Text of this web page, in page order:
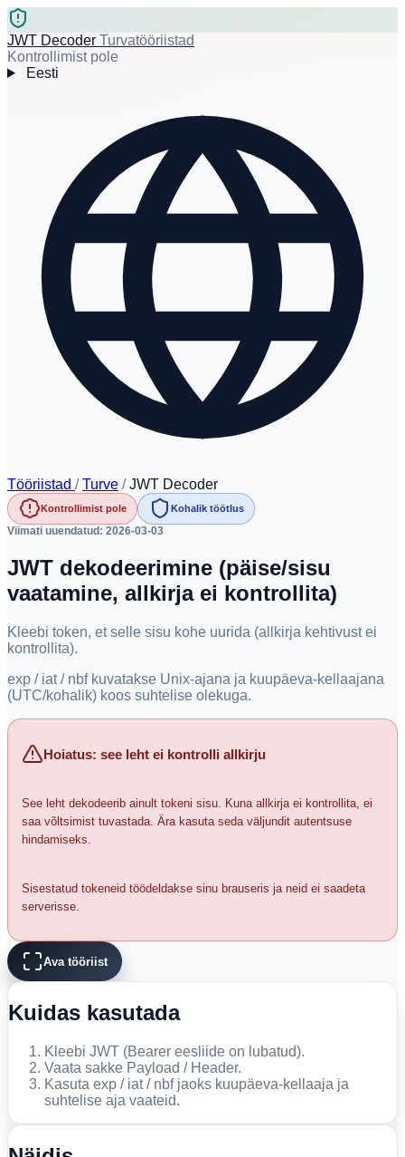
JWT Decoder Turvatööriistad
Kontrollimist pole
Eesti
Tööriistad / Turve / JWT Decoder
Kontrollimist pole Kohalik töötlus
Viimati uuendatud: 2026-03-03
JWT dekodeerimine (päise/sisu
vaatamine, allkirja ei kontrollita)
Kleebi token, et selle sisu kohe uurida (allkirja kehtivust ei
kontrollita).
exp / iat / nbf kuvatakse Unix-ajana ja kuupäeva-kellaajana
(UTC/kohalik) koos suhtelise olekuga.
Hoiatus: see leht ei kontrolli allkirju
See leht dekodeerib ainult tokeni sisu. Kuna allkirja ei kontrollita, ei
saa võltsimist tuvastada. Ära kasuta seda väljundit autentsuse
hindamiseks.
Sisestatud tokeneid töödeldakse sinu brauseris ja neid ei saadeta
serverisse.
Ava tööriist
Kuidas kasutada
Kleebi JWT (Bearer eesliide on lubatud).
Vaata sakke Payload / Header.
Kasuta exp / iat / nbf jaoks kuupäeva-kellaaja ja
suhtelise aja vaateid.